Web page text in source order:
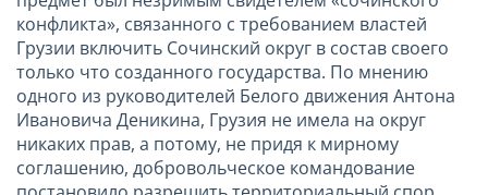
конфликта», связанного с требованием властей
Грузии включить Сочинский округ в состав своего
только что созданного государства. По мнению
одного из руководителей Белого движения Антона
Ивановича Деникина, Грузия не имела на округ
никаких прав, а потому, не придя к мирному
соглашению, добровольческое командование